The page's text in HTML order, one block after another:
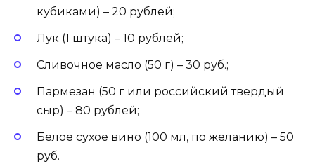
кубиками) – 20 рублей;
Лук (1 штука) – 10 рублей;
Сливочное масло (50 г) – 30 руб.;
Пармезан (50 г или российский твердый
сыр) – 80 рублей;
Белое сухое вино (100 мл, по желанию) – 50
руб.